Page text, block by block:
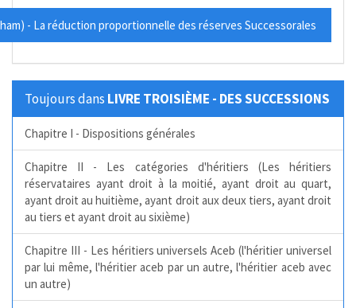
- La réduction proportionnelle des réserves Successorales
Toujours dans LIVRE TROISIÈME - DES SUCCESSIONS
Chapitre I - Dispositions générales
Chapitre II - Les catégories d'héritiers (Les héritiers
réservataires ayant droit à la moitié, ayant droit au quart,
ayant droit au huitième, ayant droit aux deux tiers, ayant droit
au tiers et ayant droit au sixième)
Chapitre III - Les héritiers universels Aceb (l'héritier universel
par lui même, l'héritier aceb par un autre, l'héritier aceb avec
un autre)